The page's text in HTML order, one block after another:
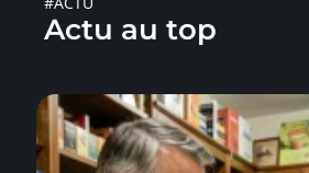
Actu au top